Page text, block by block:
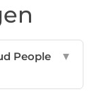
People
▼